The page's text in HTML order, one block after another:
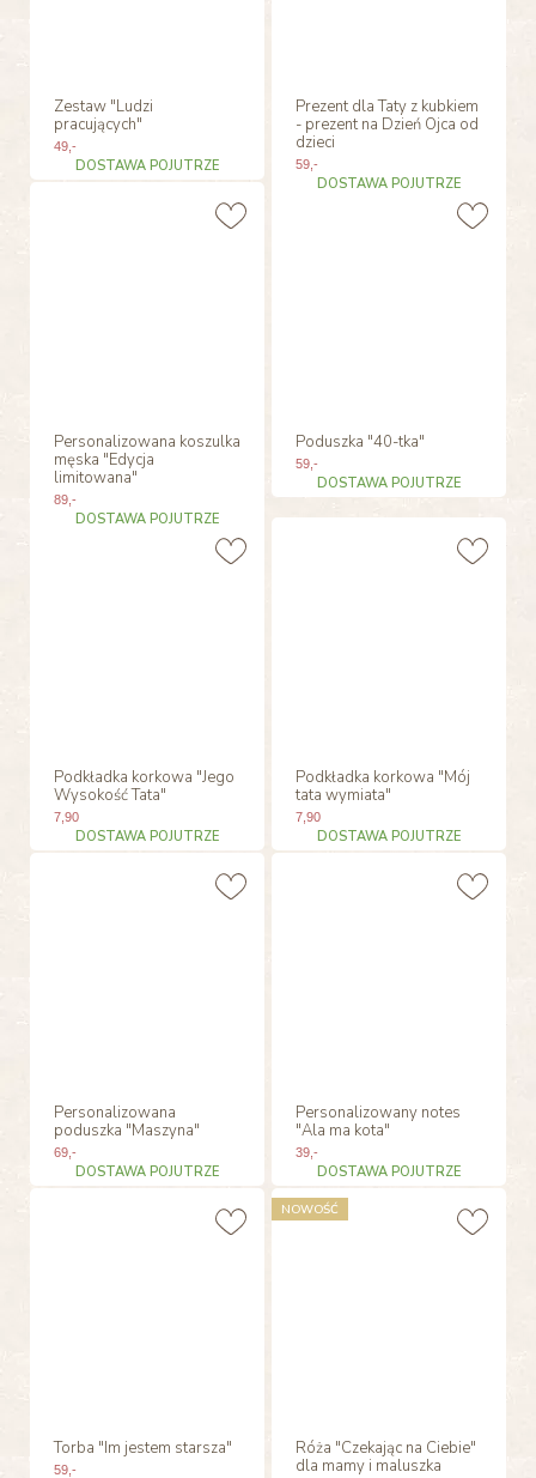
Zestaw "Ludzi
pracujących"
49,-
DOSTAWA POJUTRZE
Prezent dla Taty z kubkiem
- prezent na Dzień Ojca od
dzieci
59 ,-
DOSTAWA POJUTRZE
Personalizowana koszulka
męska "Edycja
limitowana"
89,-
DOSTAWA POJUTRZE
Poduszka "40-tka"
59 ,-
DOSTAWA POJUTRZE
Podkładka korkowa "Jego
Wysokość Tata"
7,90
DOSTAWA POJUTRZE
Podkładka korkowa "Mój
tata wymiata"
7 ,90
DOSTAWA POJUTRZE
Personalizowana
poduszka "Maszyna"
69,-
DOSTAWA POJUTRZE
Personalizowany notes
"Ala ma kota"
39 ,-
DOSTAWA POJUTRZE
Torba "Im jestem starsza"
59,-
Róża "Czekając na Ciebie"
dla mamy i maluszka
NOWOŚĆ